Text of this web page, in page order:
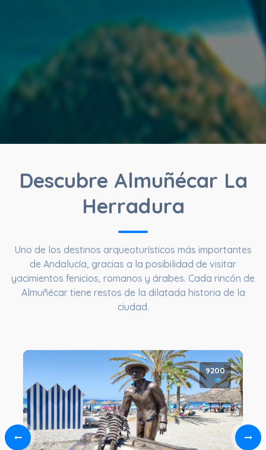
Descubre Almuñécar La
Herradura
Uno de los destinos arqueoturísticos más importantes
de Andalucía, gracias a la posibilidad de visitar
yacimientos fenicios, romanos y árabes. Cada rincón de
Almuñécar tiene restos de la dilatada historia de la
ciudad.
9200